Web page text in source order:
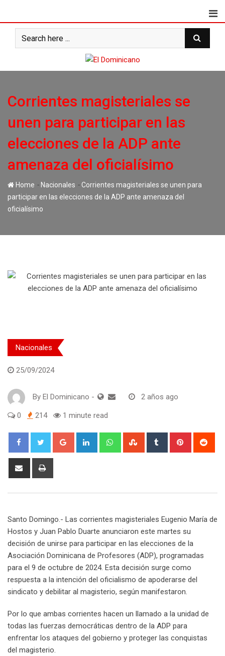
content
Corrientes magisteriales se
unen para participar en las
elecciones de la ADP ante
amenaza del oficialísimo
Home - Nacionales -Corrientes magisteriales se unen para
participar en las elecciones de la ADP ante amenaza del
oficialísimo
Nacionales
25/09/2024
By El Dominicano - 2 años ago
0 214 1 minute read
Google+ LinkedIn WhatsappStumbleUpon
Tumblr Pinterest
Share
Santo Domingo.- Las corrientes magisteriales Eugenio María de
Hostos y Juan Pablo Duarte anunciaron este martes su
decisión de unirse para participar en las elecciones de la
Asociación Dominicana de Profesores (ADP), programadas
para el 9 de octubre de 2024. Esta decisión surge como
respuesta a la intención del oficialismo de apoderarse del
sindicato y debilitar al magisterio, según manifestaron.
Por lo que ambas corrientes hacen un llamado a la unidad de
todas las fuerzas democráticas dentro de la ADP para
enfrentar los ataques del gobierno y proteger las conquistas
del magisterio.